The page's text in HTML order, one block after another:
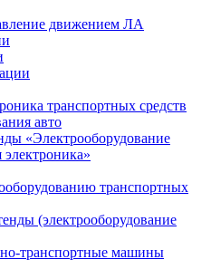
движением ЛА
транспортных средств
авто
«Электрооборудование
транспортных
(электрооборудование
транспортные машины